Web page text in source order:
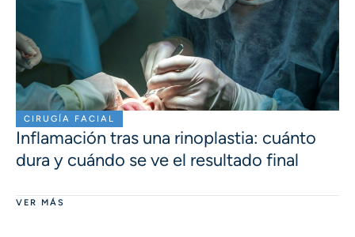
CIRUGÍA FACIAL
Inflamación tras una rinoplastia: cuánto
dura y cuándo se ve el resultado final
VER MÁS